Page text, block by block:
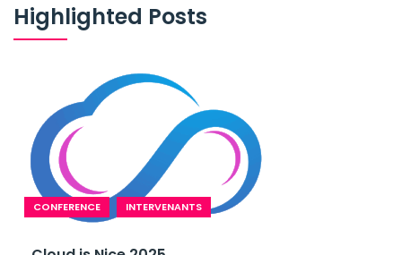
Highlighted Posts
CONFERENCE INTERVENANTS